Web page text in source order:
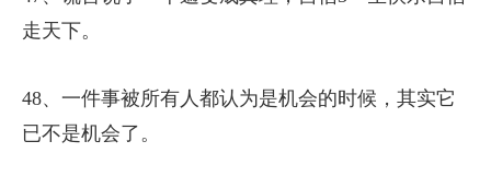
走天下。
48、一件事被所有人都认为是机会的时候，其实它
已不是机会了。